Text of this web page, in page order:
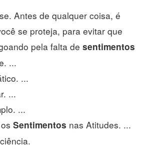
Antes de qualquer coisa, é
se proteja, para evitar que
pela falta de sentimentos
...
...
...
...
Sentimentos nas Atitudes. ...